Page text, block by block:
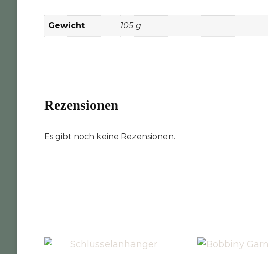
Gewicht 105 g
Rezensionen
Es gibt noch keine Rezensionen.